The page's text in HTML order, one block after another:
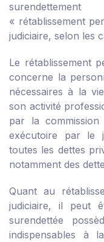
« rétablissement
judiciaire, selon les
Le rétablissement
concerne la
nécessaires à la
son activité
par la
exécutoire par le
toutes les dettes
notamment des
Quant au
judiciaire, il peut
surendettée
indispensables à